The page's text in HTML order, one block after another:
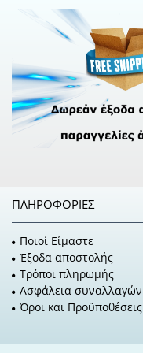
ΠΛΗΡΟΦΟΡΊΕΣ
Ποιοί Είμαστε
Έξοδα αποστολής
Τρόποι πληρωμής
Ασφάλεια συναλλαγών
Όροι και Προϋποθέσεις